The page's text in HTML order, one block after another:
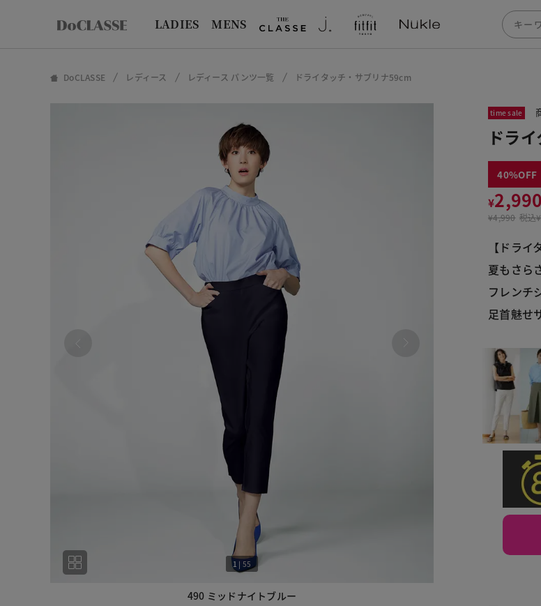
LADIES MENS
DoCLASSE レディース レディース パンツ一覧 ドライタッチ・サブリナ59cm
490 ミッドナイトブルー
1 | 55
time sale
ドラ
40
¥2,990
¥4,990 税込
【ドライ
夏もさら
フレンチ
足首魅せ